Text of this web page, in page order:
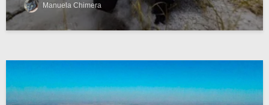
Manuela Chimera